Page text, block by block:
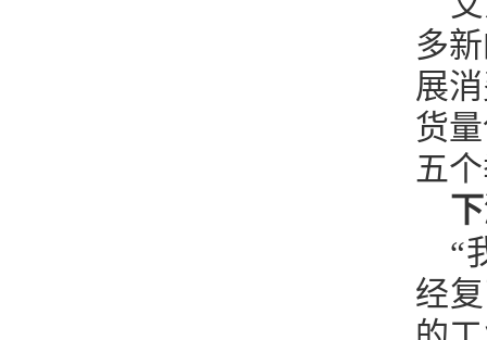
多
展
货
五
“
经